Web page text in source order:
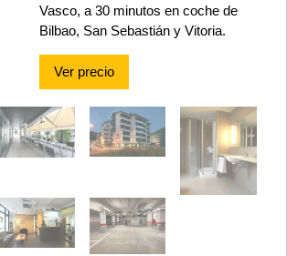
Vasco, a 30 minutos en coche de
Bilbao, San Sebastián y Vitoria.
Ver precio